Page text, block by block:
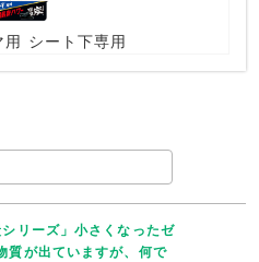
用 シート下専用
シリーズ」小さくなったゼ
質が出ていますが、何で